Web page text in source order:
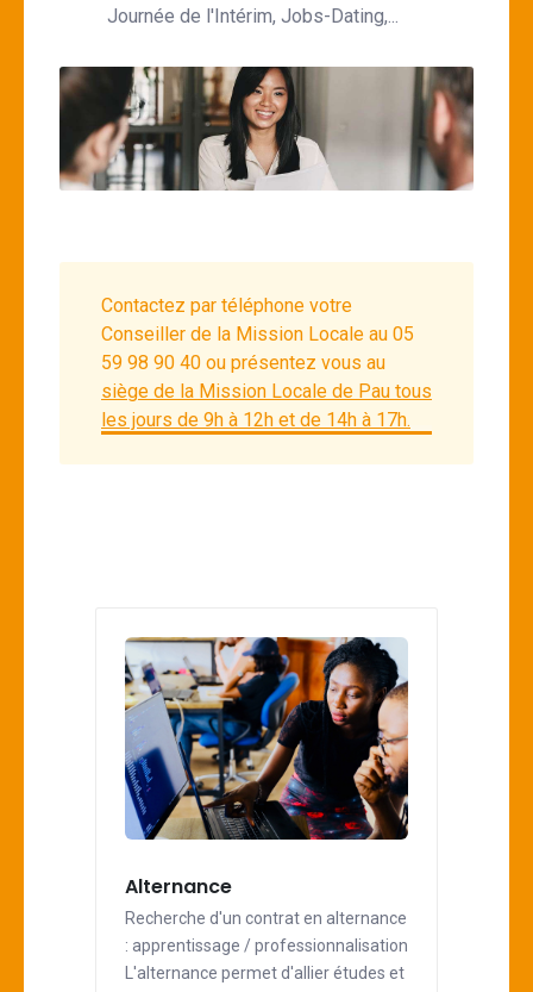
Journée de l'Intérim, Jobs-Dating,...
Contactez par téléphone votre
Conseiller de la Mission Locale au 05
59 98 90 40 ou présentez vous au
siège de la Mission Locale de Pau tous
les jours de 9h à 12h et de 14h à 17h.
Alternance
Recherche d'un contrat en alternance
: apprentissage / professionnalisation
L'alternance permet d'allier études et